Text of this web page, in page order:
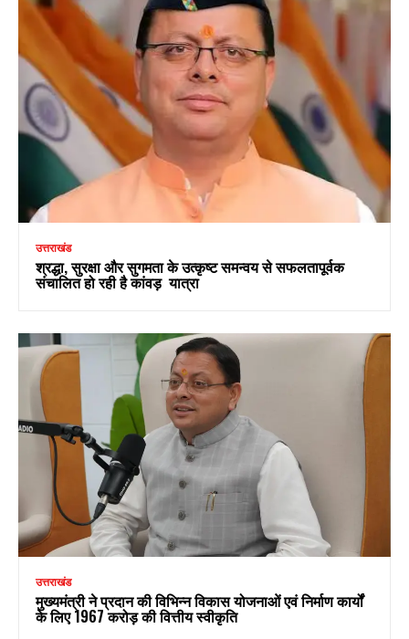
उत्तराखंड
श्रद्धा, सुरक्षा और सुगमता के उत्कृष्ट समन्वय से सफलतापूर्वक
संचालित हो रही है कांवड़ यात्रा
उत्तराखंड
मुख्यमंत्री ने प्रदान की विभिन्न विकास योजनाओं एवं निर्माण कार्यों
के लिए ₹1967 करोड़ की वित्तीय स्वीकृति